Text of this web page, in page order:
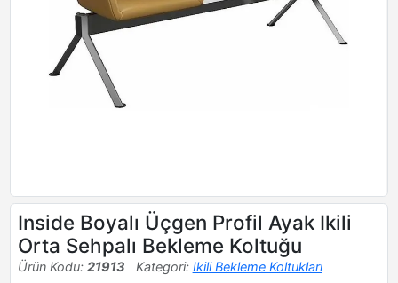
Inside Boyalı Üçgen Profil Ayak Ikili
Orta Sehpalı Bekleme Koltuğu
Ürün Kodu: 21913 Kategori: Ikili Bekleme Koltukları